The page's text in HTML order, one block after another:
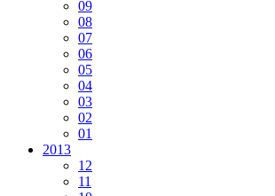
09
08
07
06
05
04
03
02
01
2013
12
11